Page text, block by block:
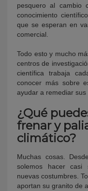
pesquero al cambio
conocimiento
que se esperan en
comercial.
Todo esto y mucho
centros de
científica trabaja
conocer más sobre
ayudar a remediar sus
¿Qué
frenar y
climático?
Muchas cosas.
solemos hacer casi
nuevas costumbres.
aportan su granito de